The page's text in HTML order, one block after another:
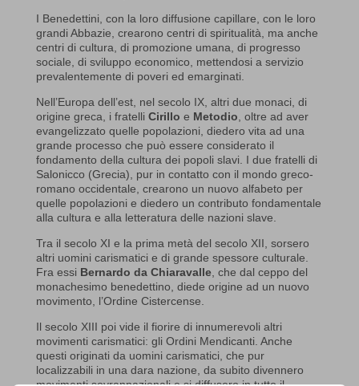
I Benedettini, con la loro diffusione capillare, con le loro
grandi Abbazie, crearono centri di spiritualità, ma anche
centri di cultura, di promozione umana, di progresso
sociale, di sviluppo economico, mettendosi a servizio
prevalentemente di poveri ed emarginati.
Nell’Europa dell’est, nel secolo IX, altri due monaci, di
origine greca, i fratelli Cirillo e Metodio , oltre ad aver
evangelizzato quelle popolazioni, diedero vita ad una
grande processo che può essere considerato il
fondamento della cultura dei popoli slavi. I due fratelli di
Salonicco (Grecia), pur in contatto con il mondo greco-
romano occidentale, crearono un nuovo alfabeto per
quelle popolazioni e diedero un contributo fondamentale
alla cultura e alla letteratura delle nazioni slave.
Tra il secolo XI e la prima metà del secolo XII, sorsero
altri uomini carismatici e di grande spessore culturale.
Fra essi Bernardo da Chiaravalle, che dal ceppo del
monachesimo benedettino, diede origine ad un nuovo
movimento, l’Ordine Cistercense.
Il secolo XIII poi vide il fiorire di innumerevoli altri
movimenti carismatici: gli Ordini Mendicanti. Anche
questi originati da uomini carismatici, che pur
localizzabili in una dara nazione, da subito divennero